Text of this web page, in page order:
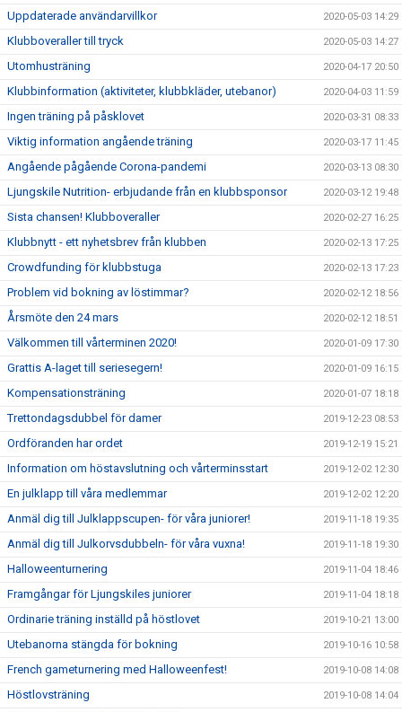
Uppdaterade användarvillkor 2020-05-03 14:29
Klubboveraller till tryck 2020-05-03 14:27
Utomhusträning 2020-04-17 20:50
Klubbinformation (aktiviteter, klubbkläder, utebanor) 2020-04-03 11:59
Ingen träning på påsklovet 2020-03-31 08:33
Viktig information angående träning 2020-03-17 11:45
Angående pågående Corona-pandemi 2020-03-13 08:30
Ljungskile Nutrition- erbjudande från en klubbsponsor 2020-03-12 19:48
Sista chansen! Klubboveraller 2020-02-27 16:25
Klubbnytt - ett nyhetsbrev från klubben 2020-02-13 17:25
Crowdfunding för klubbstuga 2020-02-13 17:23
Problem vid bokning av löstimmar? 2020-02-12 18:56
Årsmöte den 24 mars 2020-02-12 18:51
Välkommen till vårterminen 2020! 2020-01-09 17:30
Grattis A-laget till seriesegern! 2020-01-09 16:15
Kompensationsträning 2020-01-07 18:18
Trettondagsdubbel för damer 2019-12-23 08:53
Ordföranden har ordet 2019-12-19 15:21
Information om höstavslutning och vårterminsstart 2019-12-02 12:30
En julklapp till våra medlemmar 2019-12-02 12:20
Anmäl dig till Julklappscupen- för våra juniorer! 2019-11-18 19:35
Anmäl dig till Julkorvsdubbeln- för våra vuxna! 2019-11-18 19:30
Halloweenturnering 2019-11-04 18:46
Framgångar för Ljungskiles juniorer 2019-11-04 18:18
Ordinarie träning inställd på höstlovet 2019-10-21 13:00
Utebanorna stängda för bokning 2019-10-16 10:58
French gameturnering med Halloweenfest! 2019-10-08 14:08
Höstlovsträning 2019-10-08 14:04